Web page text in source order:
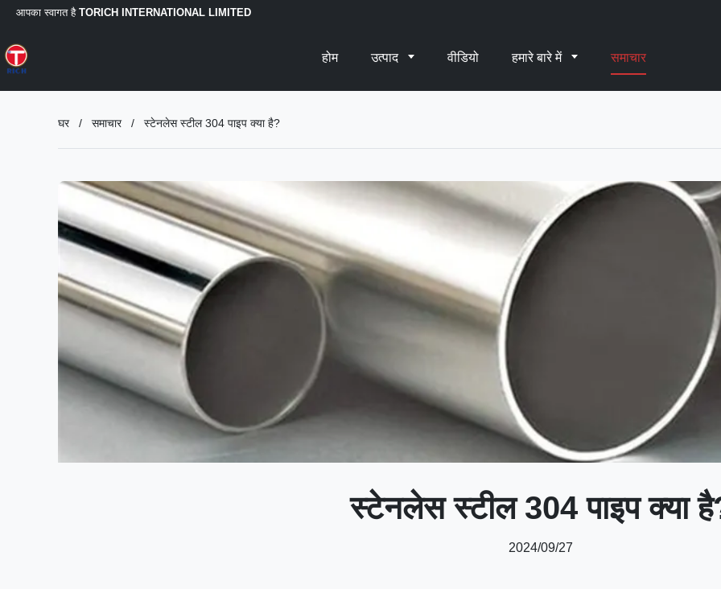
आपका स्वागत है TORICH INTERNATIONAL LIMITED
होम उत्पाद वीडियो हमारे बारे में समाचार
घर / समाचार / स्टेनलेस स्टील 304 पाइप क्या है?
स्टेनलेस स्टील 304 पाइप क्या
2024/09/27